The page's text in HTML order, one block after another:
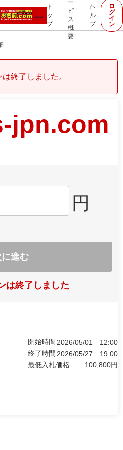
ト
ッ
プ
ー
ビ
ス
概
要
ヘ
ル
プ
ロ
グ
イ
ン
終了しました。
jpn.com
円
に進む
は終了しました
開始時間 2026/05/01
12:00
終了時間 2026/05/27
19:00
最低入札価格
100,800円